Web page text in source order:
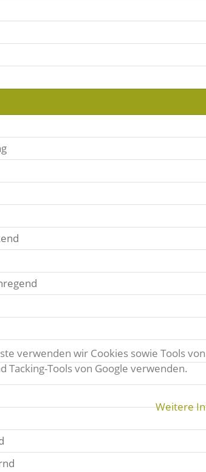
verwenden wir Cookies sowie Tools
Tacking-Tools von Google verwenden.
Weitere